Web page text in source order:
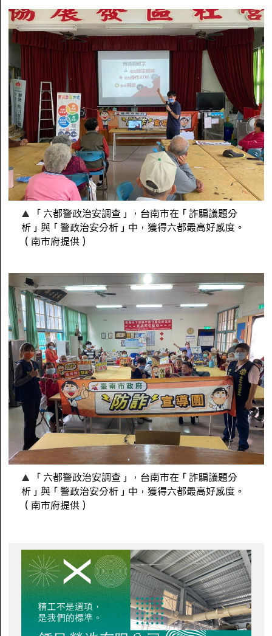
「六都警政治安調查」，台南市在「詐騙議題分
析」與「警政治安分析」中，獲得六都最高好感度。
（南市府提供）
「六都警政治安調查」，台南市在「詐騙議題分
析」與「警政治安分析」中，獲得六都最高好感度。
（南市府提供）